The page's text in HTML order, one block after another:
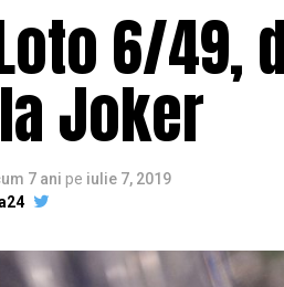
6/49,
Joker
7 ani pe iulie 7, 2019